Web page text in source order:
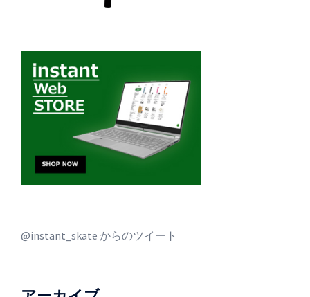
@instant_skate からのツイート